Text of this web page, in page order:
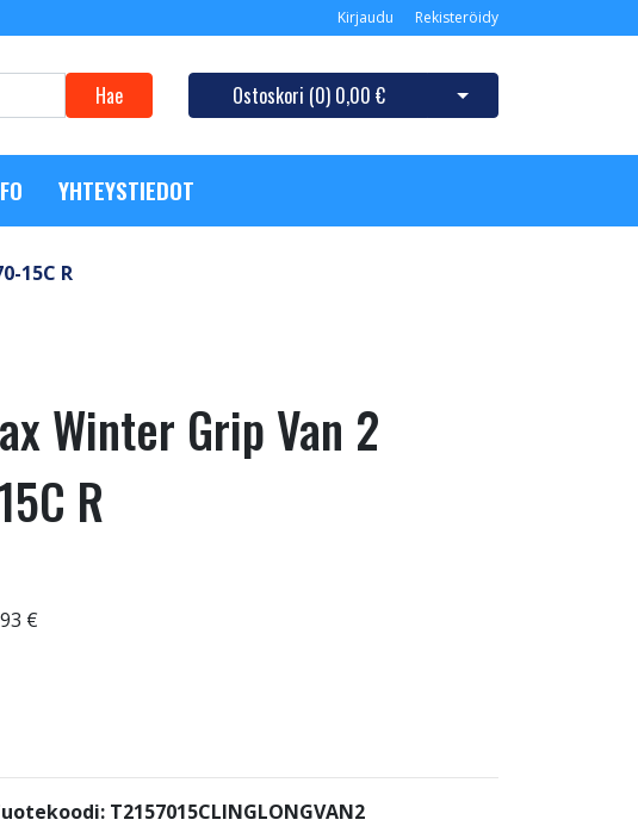
Kirjaudu Rekisteröidy
Hae Ostoskori (0) 0,00 € Avaa ostoskori
YHTEYSTIEDOT
15C R
Winter Grip Van 2
R
€
T2157015CLINGLONGVAN2